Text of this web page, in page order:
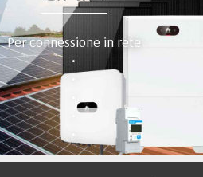
Per connessione in rete
•
•
•